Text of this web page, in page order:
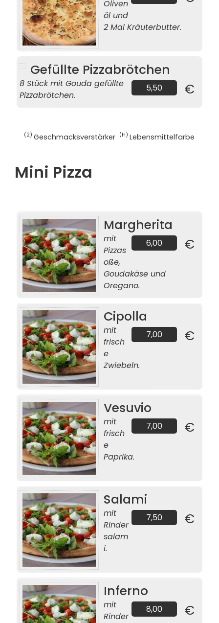
Oliven
öl und
2 Mal Kräuterbutter.
Gefüllte Pizzabrötchen
5,50 €
8 Stück mit Gouda gefüllte
Pizzabrötchen.
2 Geschmacksverstärker H Lebensmittelfarbe
Mini Pizza
Margherita
6,00 €
mit
Pizzas
oße,
Goudakäse und
Oregano.
Cipolla
7,00 €
mit
frisch
e
Zwiebeln.
Vesuvio
7,00 €
mit
frisch
e
Paprika.
Salami
7,50 €
mit
Rinder
salam
i.
Inferno
8,00 €
mit
Rinder